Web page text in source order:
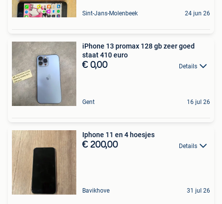
Sint-Jans-Molenbeek 24 jun 26
iPhone 13 promax 128 gb zeer goed
staat 410 euro
€ 0,00 Details
Gent 16 jul 26
Iphone 11 en 4 hoesjes
€ 200,00 Details
Bavikhove 31 jul 26